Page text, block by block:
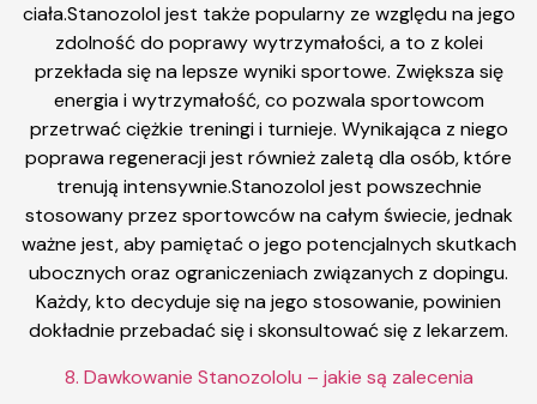
ciała.Stanozolol jest także popularny ze względu na jego
zdolność do poprawy wytrzymałości, a to z kolei
przekłada się na lepsze wyniki sportowe. Zwiększa się
energia i wytrzymałość, co pozwala sportowcom
przetrwać ciężkie treningi i turnieje. Wynikająca z niego
poprawa regeneracji jest również zaletą dla osób, które
trenują intensywnie.Stanozolol jest powszechnie
stosowany przez sportowców na całym świecie, jednak
ważne jest, aby pamiętać o jego potencjalnych skutkach
ubocznych oraz ograniczeniach związanych z dopingu.
Każdy, kto decyduje się na jego stosowanie, powinien
dokładnie przebadać się i skonsultować się z lekarzem.
8. Dawkowanie Stanozololu – jakie są zalecenia